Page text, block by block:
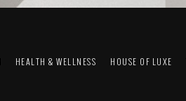
HEALTH & WELLNESS HOUSE OF LUXE